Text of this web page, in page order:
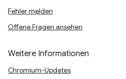
Fehler melden
Offene Fragen ansehen
Weitere Informationen
Chromium-Updates